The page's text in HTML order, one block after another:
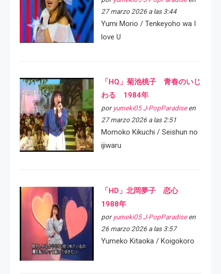
27 marzo 2026 a las 3:44
Yumi Morio / Tenkeyoho wa I
love U
「HQ」菊池桃子 青春のいじ
わる 1984年
por yumeki05 J-PopParadiseen
27 marzo 2026 a las 2:51
Momoko Kikuchi / Seishun no
ijiwaru
「HD」北岡夢子 恋心
1988年
por yumeki05 J-PopParadiseen
26 marzo 2026 a las 3:57
Yumeko Kitaoka / Koigokoro